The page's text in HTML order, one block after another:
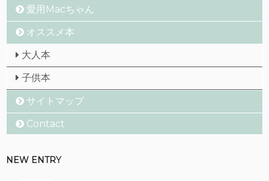
愛用Macちゃん
オススメ本
大人本
子供本
サイトマップ
Contact
NEW ENTRY